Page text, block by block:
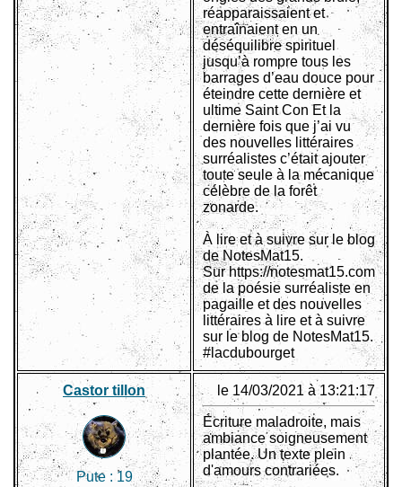
réapparaissaient et
entraînaient en un
déséquilibre spirituel
jusqu’à rompre tous les
barrages d’eau douce pour
éteindre cette dernière et
ultime Saint Con Et la
dernière fois que j’ai vu
des nouvelles littéraires
surréalistes c’était ajouter
toute seule à la mécanique
célèbre de la forêt
zonarde.
À lire et à suivre sur le blog
de NotesMat15.
Sur https://notesmat15.com
de la poésie surréaliste en
pagaille et des nouvelles
littéraires à lire et à suivre
sur le blog de NotesMat15.
#lacdubourget
Castor tillon
Pute : 19
le 14/03/2021 à 13:21:17
Écriture maladroite, mais
ambiance soigneusement
plantée. Un texte plein
d'amours contrariées.